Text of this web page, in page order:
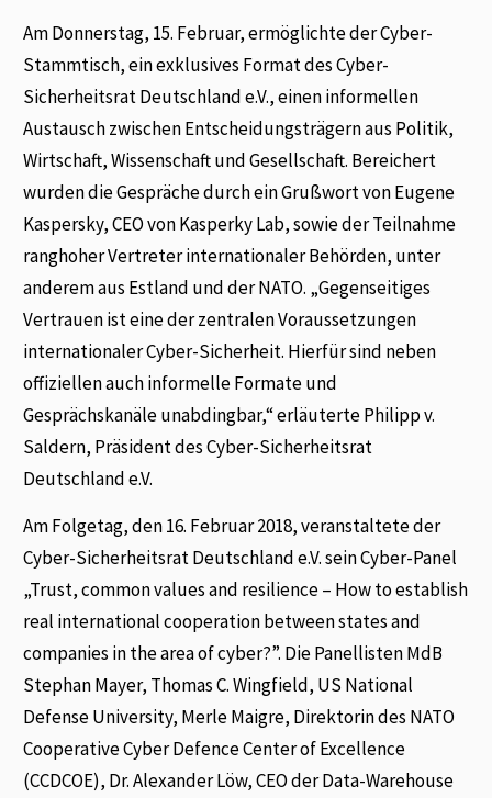
Am Donnerstag, 15. Februar, ermöglichte der Cyber-
Stammtisch, ein exklusives Format des Cyber-
Sicherheitsrat Deutschland e.V., einen informellen
Austausch zwischen Entscheidungsträgern aus Politik,
Wirtschaft, Wissenschaft und Gesellschaft. Bereichert
wurden die Gespräche durch ein Grußwort von Eugene
Kaspersky, CEO von Kasperky Lab, sowie der Teilnahme
ranghoher Vertreter internationaler Behörden, unter
anderem aus Estland und der NATO. „Gegenseitiges
Vertrauen ist eine der zentralen Voraussetzungen
internationaler Cyber-Sicherheit. Hierfür sind neben
offiziellen auch informelle Formate und
Gesprächskanäle unabdingbar,“ erläuterte Philipp v.
Saldern, Präsident des Cyber-Sicherheitsrat
Deutschland e.V.
Am Folgetag, den 16. Februar 2018, veranstaltete der
Cyber-Sicherheitsrat Deutschland e.V. sein Cyber-Panel
„Trust, common values and resilience – How to establish
real international cooperation between states and
companies in the area of cyber?”. Die Panellisten MdB
Stephan Mayer, Thomas C. Wingfield, US National
Defense University, Merle Maigre, Direktorin des NATO
Cooperative Cyber Defence Center of Excellence
(CCDCOE), Dr. Alexander Löw, CEO der Data-Warehouse